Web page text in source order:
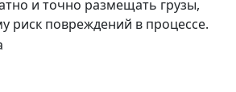
и точно размещать грузы,
риск повреждений в процессе.